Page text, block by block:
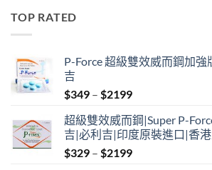
TOP RATED
P-Force 超級雙效威而鋼加強
吉
$349 – $2199Price
$349
through
$2199
超級雙效威而鋼|Super P-
吉|必利吉|印度原裝進口|香
$329 – $2199Price